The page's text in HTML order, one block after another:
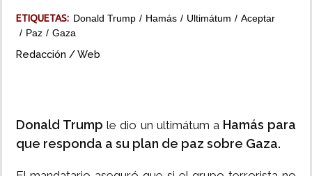
ETIQUETAS: Donald Trump Hamás Ultimátum
Aceptar
Paz
Gaza
Redacción / Web
Donald Trumple dio un ultimátum a Hamás para
que responda a su plan de paz sobre Gaza.